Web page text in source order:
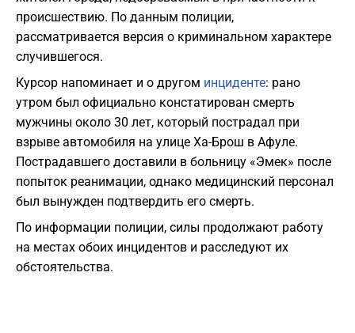
происшествию. По данным полиции,
рассматривается версия о криминальном характере
случившегося.
Курсор напоминает и о другом инциденте: рано
утром был официально констатирован смерть
мужчины около 30 лет, который пострадал при
взрыве автомобиля на улице Ха-Брош в Афуле.
Пострадавшего доставили в больницу «Эмек» после
попыток реанимации, однако медицинский персонал
был вынужден подтвердить его смерть.
По информации полиции, силы продолжают работу
на местах обоих инцидентов и расследуют их
обстоятельства.